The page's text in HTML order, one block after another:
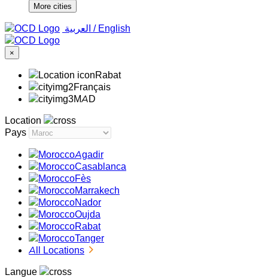
More cities
‏العربية ‏ / English
×
Rabat
Français
MAD
Location
Pays
Agadir
Casablanca
Fès
Marrakech
Nador
Oujda
Rabat
Tanger
All Locations
Langue